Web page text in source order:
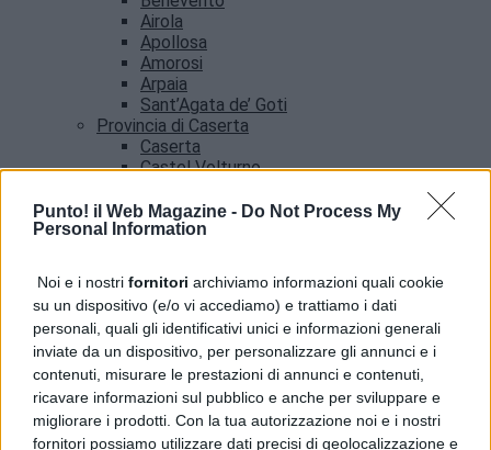
Punto! il Web Magazine - Do Not Process My
Personal Information
Noi e i nostri fornitori archiviamo informazioni quali cookie
su un dispositivo (e/o vi accediamo) e trattiamo i dati
personali, quali gli identificativi unici e informazioni generali
inviate da un dispositivo, per personalizzare gli annunci e i
contenuti, misurare le prestazioni di annunci e contenuti,
ricavare informazioni sul pubblico e anche per sviluppare e
migliorare i prodotti. Con la tua autorizzazione noi e i nostri
fornitori possiamo utilizzare dati precisi di geolocalizzazione e
Airola
Apollosa
Amorosi
Arpaia
Sant’Agata de’ Goti
Provincia di Caserta
Caserta
Castel Volturno
Provincia di Salerno
Salerno
Amalfi
Angri
Castellabate
News